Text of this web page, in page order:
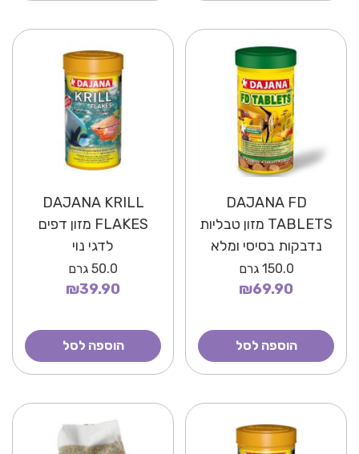
DAJANA FD
TABLETS מזון טבליות
נדבקות בסיסי ומלא
לדגי נוי
150.0 גרם
₪69.90
הוספה לסל
DAJANA KRILL
FLAKES מזון דפים
לדגי נוי
50.0 גרם
₪39.90
הוספה לסל